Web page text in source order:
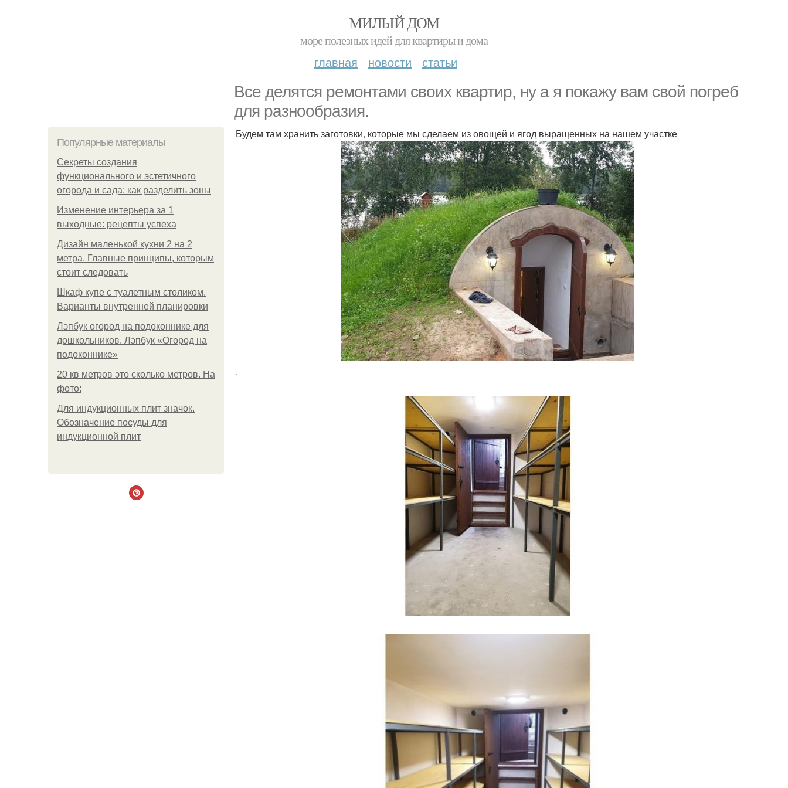
МИЛЫЙ ДОМ
море полезных идей для квартиры и дома
главная новости статьи
Все делятся ремонтами своих квартир, ну а я покажу вам свой погреб
для разнообразия.
Популярные материалы
Секреты создания
функционального и эстетичного
огорода и сада: как разделить зоны
Изменение интерьера за 1
выходные: рецепты успеха
Дизайн маленькой кухни 2 на 2
метра. Главные принципы, которым
стоит следовать
Шкаф купе с туалетным столиком.
Варианты внутренней планировки
Лэпбук огород на подоконнике для
дошкольников. Лэпбук «Огород на
подоконнике»
20 кв метров это сколько метров. На
фото:
Для индукционных плит значок.
Обозначение посуды для
индукционной плит
Будем там хранить заготовки, которые мы сделаем из овощей и ягод выращенных на нашем участке
.